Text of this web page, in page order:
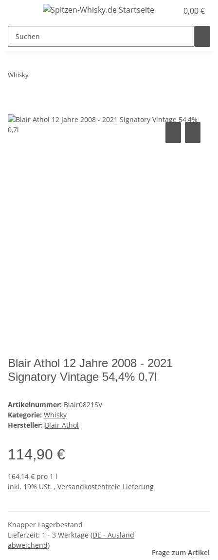
0,00 €
Whisky
Blair Athol 12 Jahre 2008 - 2021
Signatory Vintage 54,4% 0,7l
Artikelnummer: Blair0821SV
Kategorie: Whisky
Hersteller: Blair Athol
114,90 €
164,14 € pro 1 l
inkl. 19% USt. , Versandkostenfreie Lieferung
Knapper Lagerbestand
Lieferzeit: 1 - 3 Werktage (DE - Ausland
abweichend)
Frage zum Artikel